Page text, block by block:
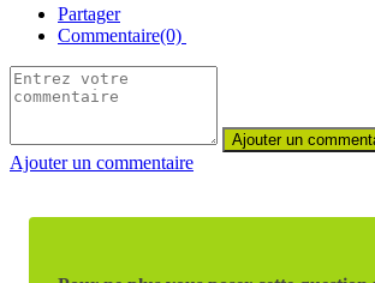
Partager
Commentaire(0)
Ajouter un commentaire